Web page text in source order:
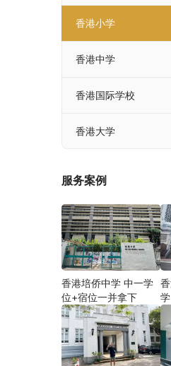
香港小学
香港中学
香港国际学校
香港大学
服务案例
香港培侨中学 中一学
位+宿位一并拿下